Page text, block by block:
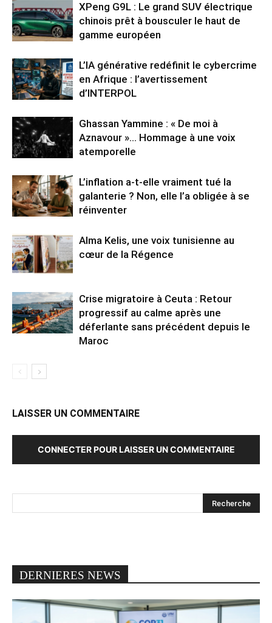
XPeng G9L : Le grand SUV électrique
chinois prêt à bousculer le haut de
gamme européen
L’IA générative redéfinit le cybercrime
en Afrique : l’avertissement
d’INTERPOL
Ghassan Yammine : « De moi à
Aznavour »… Hommage à une voix
atemporelle
L’inflation a-t-elle vraiment tué la
galanterie ? Non, elle l’a obligée à se
réinventer
Alma Kelis, une voix tunisienne au
cœur de la Régence
Crise migratoire à Ceuta : Retour
progressif au calme après une
déferlante sans précédent depuis le
Maroc
LAISSER UN COMMENTAIRE
CONNECTER POUR LAISSER UN COMMENTAIRE
DERNIERES NEWS